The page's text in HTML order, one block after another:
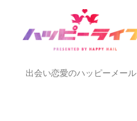
出会い恋愛のハッピーメール